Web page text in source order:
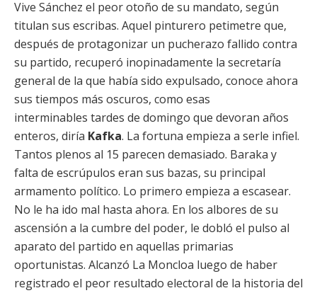
Vive Sánchez el peor otoño de su mandato, según
titulan sus escribas. Aquel pinturero petimetre que,
después de protagonizar un pucherazo fallido contra
su partido, recuperó inopinadamente la secretaría
general de la que había sido expulsado, conoce ahora
sus tiempos más oscuros, como esas
interminables tardes de domingo que devoran años
enteros, diría Kafka. La fortuna empieza a serle infiel.
Tantos plenos al 15 parecen demasiado. Baraka y
falta de escrúpulos eran sus bazas, su principal
armamento político. Lo primero empieza a escasear.
No le ha ido mal hasta ahora. En los albores de su
ascensión a la cumbre del poder, le dobló el pulso al
aparato del partido en aquellas primarias
oportunistas. Alcanzó La Moncloa luego de haber
registrado el peor resultado electoral de la historia del